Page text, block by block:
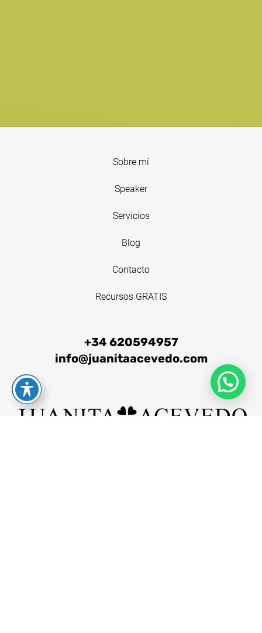
Sobre mí
Speaker
Servicios
Blog
Contacto
Recursos GRATIS
+34 620594957
info@juanitaacevedo.com